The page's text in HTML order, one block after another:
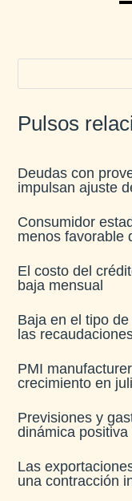
Pulsos
Deudas con
impulsan ajuste
Consumidor
menos favorable
El costo del
baja mensual​
Baja en el tipo
las
PMI
crecimiento en
Previsiones y
dinámica
Las
una contracción